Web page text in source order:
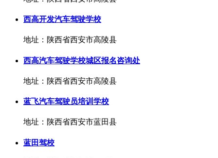
西高开发汽车驾驶学校
地址：陕西省西安市高陵县
西高汽车驾驶学校城区报名咨询处
地址：陕西省西安市高陵县
蓝飞汽车驾驶员培训学校
地址：陕西省西安市蓝田县
蓝田驾校